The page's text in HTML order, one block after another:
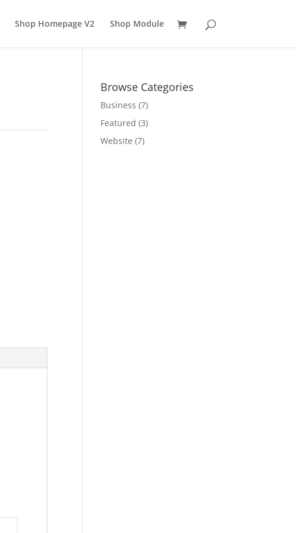
Shop Homepage V2 Shop Module
Browse Categories
Business (7)
Featured (3)
Website (7)